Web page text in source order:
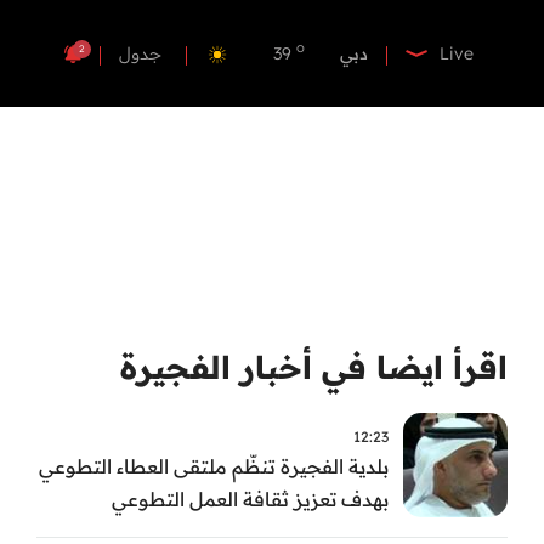
Live دبي 39 o جدول 2
اقرأ ايضا في أخبار الفجيرة
12:23
بلدية الفجيرة تنظّم ملتقى العطاء التطوعي
بهدف تعزيز ثقافة العمل التطوعي